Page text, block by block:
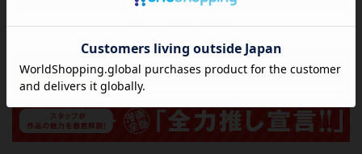
気になる商品を登録